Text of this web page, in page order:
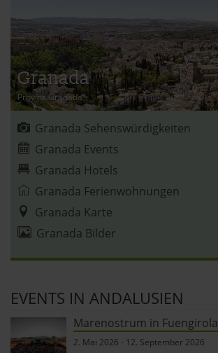
Granada
Provinz Granada
Granada Sehenswürdigkeiten
Granada Events
Granada Hotels
Granada Ferienwohnungen
Granada Karte
Granada Bilder
EVENTS IN ANDALUSIEN
Marenostrum in Fuengirola
2. Mai 2026 - 12. September 2026